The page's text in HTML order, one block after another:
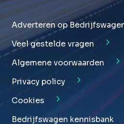
Adverteren op
Veel gestelde vragen
Algemene voorwaarden
Privacy policy
Cookies
Bedrijfswagen kennisbank